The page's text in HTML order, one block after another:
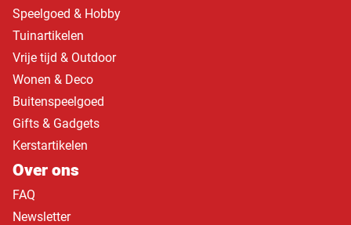
Speelgoed & Hobby
Tuinartikelen
Vrije tijd & Outdoor
Wonen & Deco
Buitenspeelgoed
Gifts & Gadgets
Kerstartikelen
Over ons
FAQ
Newsletter